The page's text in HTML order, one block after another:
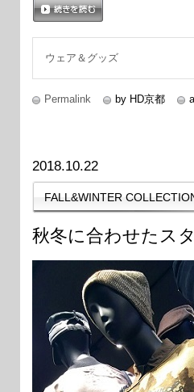
ウェア＆グッズ
Permalink by HD京都
2018.10.22
FALL&WINTER
秋冬に合わせたス